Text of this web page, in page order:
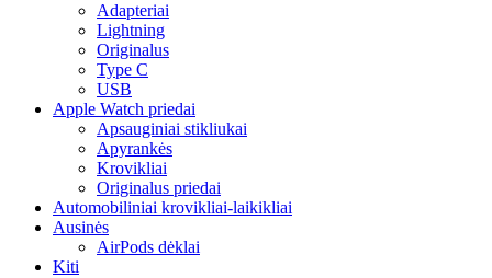
Adapteriai
Lightning
Originalus
Type C
USB
Apple Watch priedai
Apsauginiai stikliukai
Apyrankės
Krovikliai
Originalus priedai
Automobiliniai krovikliai-laikikliai
Ausinės
AirPods dėklai
Kiti